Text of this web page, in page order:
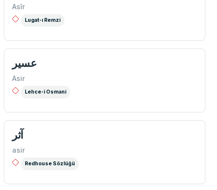
Asîr
Lugat-ı Remzi
عسير
Asir
Lehce-i Osmani
آثر
asir
Redhouse Sözlüğü